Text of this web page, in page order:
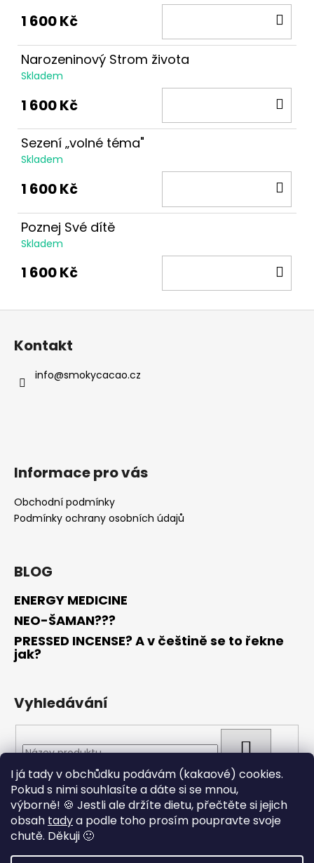
I já tady v obchůdku podávám (kakaové) cookies.
Pokud s nimi souhlasíte a dáte si se mnou,
výborně! 🍪 Jestli ale držíte dietu, přečtěte si jejich
obsah tadya podle toho prosím poupravte svoje
chutě. Děkuji 🙂
1 600 Kč
Narozeninový Strom života
Skladem
1 600 Kč
Sezení „volné téma"
Skladem
1 600 Kč
Poznej Své dítě
Skladem
1 600 Kč
Kontakt
info@smokycacao.cz
Informace pro vás
Obchodní podmínky
Podmínky ochrany osobních údajů
BLOG
ENERGY MEDICINE
NEO-ŠAMAN???
PRESSED INCENSE? A v češtině se to řekne
jak?
Vyhledávání
HLEDAT